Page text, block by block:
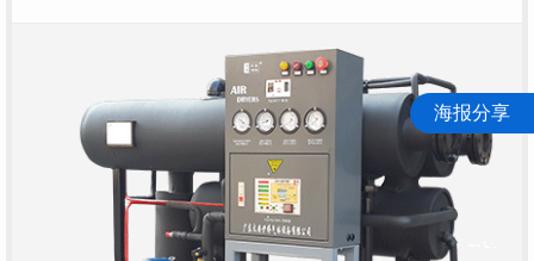
海报分享